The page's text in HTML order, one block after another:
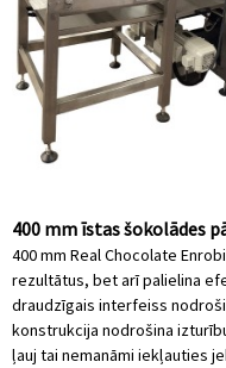
400 mm īstas šokolādes
400 mm Real Chocolate
rezultātus, bet arī palielina
draudzīgais interfeiss
konstrukcija nodrošina
ļauj tai nemanāmi iekļauties